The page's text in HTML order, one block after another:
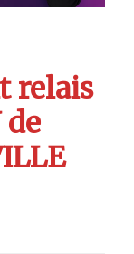
relais
de